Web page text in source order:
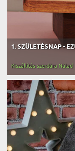
1. SZÜLETÉSNAP -
Kiszállítás szerdára Nálad